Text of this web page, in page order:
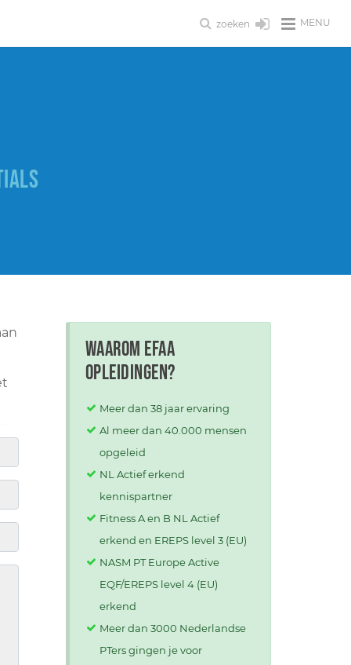
MENU
zoeken
Waarom EFAA
opleidingen?
Meer dan 38 jaar ervaring
Al meer dan 40.000 mensen
opgeleid
NL Actief erkend
kennispartner
Fitness A en B NL Actief
erkend en EREPS level 3 (EU)
NASM PT Europe Active
EQF/EREPS level 4 (EU)
erkend
Meer dan 3000 Nederlandse
PTers gingen je voor